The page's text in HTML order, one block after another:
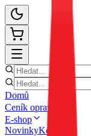
Domů
Ceník oprav
E-shop
NovinkyKontakt